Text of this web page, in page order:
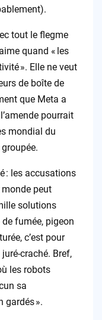
tout le flegme
quand « les
». Elle ne veut
de boîte de
que Meta a
pourrait
mondial du
: les accusations
peut
solutions
fumée, pigeon
c’est pour
craché. Bref,
les robots
sa
gardés ».